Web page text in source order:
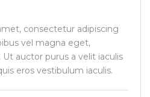
consectetur adipiscing
vel magna eget,
auctor purus a velit iaculis
eros vestibulum iaculis.